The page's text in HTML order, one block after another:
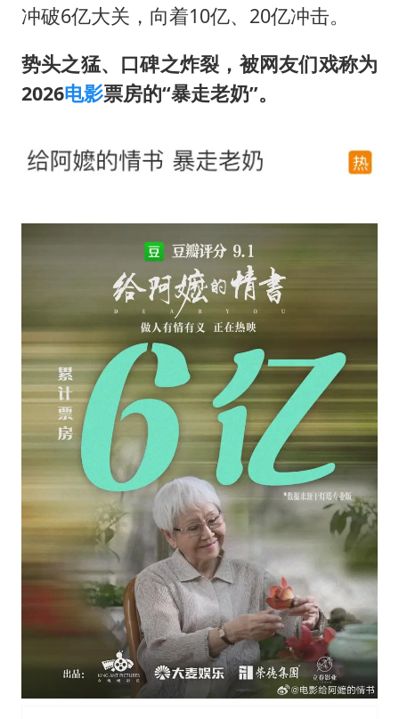
首次证实！“胶球”存在
80后女柜员逆袭成4200亿银行副行长
东方甄选被判赔偿江小白30万元
冲破6亿大关，向着10亿、20亿冲击。
势头之猛、口碑之炸裂，被网友们戏称为
2026电影票房的“暴走老奶”。